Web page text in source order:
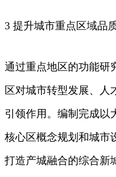
3 提升城市重点区域品
通过重点地区的功能研
区对城市转型发展、人
引领作用。编制完成以
核心区概念规划和城市
打造产城融合的综合新